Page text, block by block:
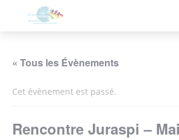
« Tous les Évènements
Cet évènement est passé.
Rencontre Juraspi –